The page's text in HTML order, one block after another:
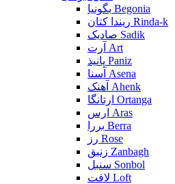
بگونیا Begonia
ریندا کتان Rinda-k
صادیک Sadik
آرت Art
پانیذ Paniz
آسنا Asena
آهنک Ahenk
ارتانگا Ortanga
ارس Aras
بررا Berra
رز Rose
زنبق Zanbagh
سنبل Sonbol
لافت Loft